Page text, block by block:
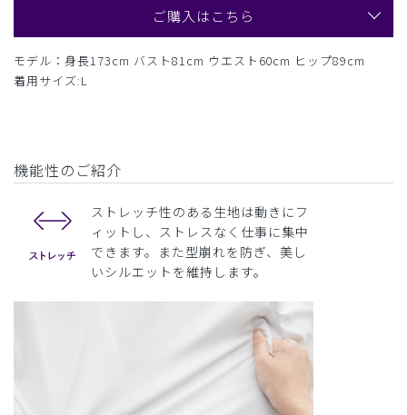
ご購入はこちら
モデル：身長173cm バスト81cm ウエスト60cm ヒップ89cm
着用サイズ:L
機能性のご紹介
ストレッチ性のある生地は動きにフ
ィットし、ストレスなく仕事に集中
できます。また型崩れを防ぎ、美し
いシルエットを維持します。